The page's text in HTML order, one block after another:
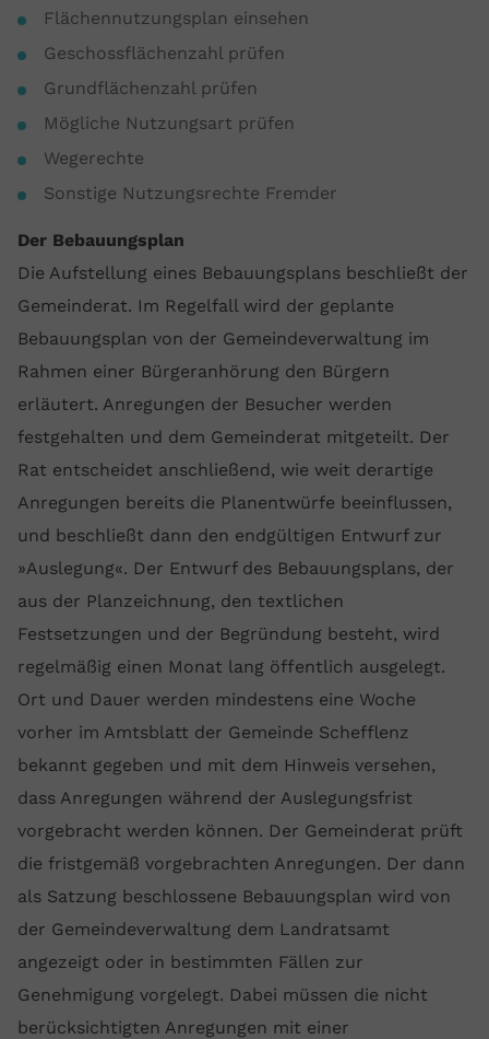
Flächennutzungsplan einsehen
Geschossflächenzahl prüfen
Grundflächenzahl prüfen
Mögliche Nutzungsart prüfen
Wegerechte
Sonstige Nutzungsrechte Fremder
Der Bebauungsplan
Die Aufstellung eines Bebauungsplans beschließt der
Gemeinderat. Im Regelfall wird der geplante
Bebauungsplan von der Gemeindeverwaltung im
Rahmen einer Bürgeranhörung den Bürgern
erläutert. Anregungen der Besucher werden
festgehalten und dem Gemeinderat mitgeteilt. Der
Rat entscheidet anschließend, wie weit derartige
Anregungen bereits die Planentwürfe beeinflussen,
und beschließt dann den endgültigen Entwurf zur
»Auslegung«. Der Entwurf des Bebauungsplans, der
aus der Planzeichnung, den textlichen
Festsetzungen und der Begründung besteht, wird
regelmäßig einen Monat lang öffentlich ausgelegt.
Ort und Dauer werden mindestens eine Woche
vorher im Amtsblatt der Gemeinde Schefflenz
bekannt gegeben und mit dem Hinweis versehen,
dass Anregungen während der Auslegungsfrist
vorgebracht werden können. Der Gemeinderat prüft
die fristgemäß vorgebrachten Anregungen. Der dann
als Satzung beschlossene Bebauungsplan wird von
der Gemeindeverwaltung dem Landratsamt
angezeigt oder in bestimmten Fällen zur
Genehmigung vorgelegt. Dabei müssen die nicht
berücksichtigten Anregungen mit einer